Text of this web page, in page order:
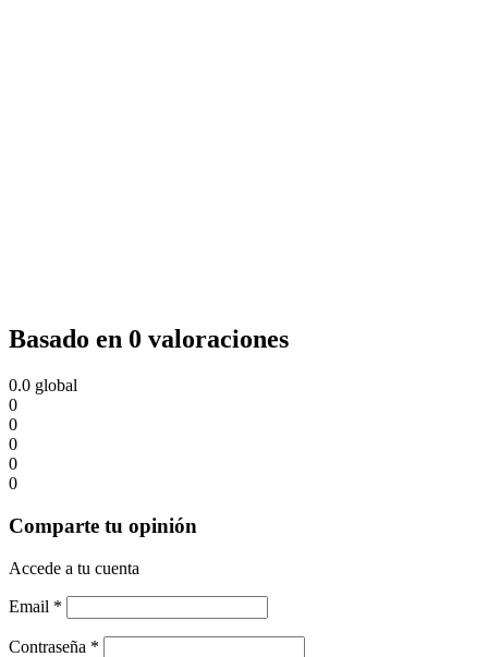
Basado en 0 valoraciones
0.0 global
0
0
0
0
0
Comparte tu opinión
Accede a tu cuenta
Email *
Contraseña *